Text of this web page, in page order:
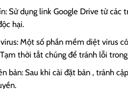
Sử dụng link Google Drive từ các
hại.
Một số phần mềm diệt virus
thời tắt chúng để tránh lỗi
bản: Sau khi cài đặt bản , tránh